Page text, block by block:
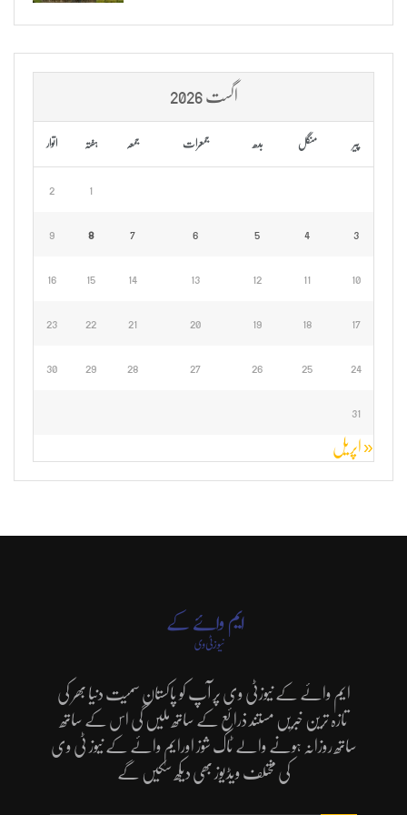
اگست 2026
پیر منگل بدھ جمعرات جمعہ ہفتہ اتوار
1
2
3
4
5
6
7
8
9
10
11
12
13
14
15
16
17
18
19
20
21
22
23
24
25
26
27
28
29
30
31
« اپریل
ایم وائے کے نیوزٹی وی پر آپ کو پاکستان سمیت دنیا بھر کی
تازہ ترین خبریں مستند ذرائع کے ساتھ ملیں گی اس کے ساتھ
ساتھ روزانہ ہونے والے ٹاک شوز اورایم وائے کے نیوز ٹی وی
کی مختلف ویڈیوز بھی دیکھ سکیں گے